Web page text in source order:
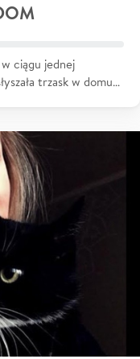
w ciągu jednej
trzask w domu…